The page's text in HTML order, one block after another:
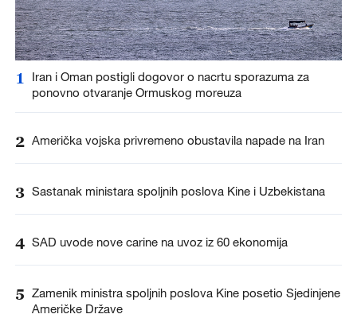
1
Iran i Oman postigli dogovor o nacrtu sporazuma za
ponovno otvaranje Ormuskog moreuza
2 Američka vojska privremeno obustavila napade na Iran
3 Sastanak ministara spoljnih poslova Kine i Uzbekistana
4 SAD uvode nove carine na uvoz iz 60 ekonomija
5 Zamenik ministra spoljnih poslova Kine posetio Sjedinjene
Američke Države